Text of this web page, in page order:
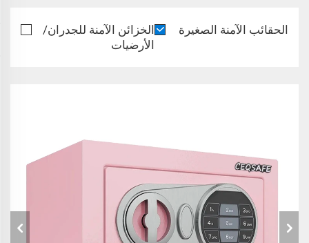
الحقائب الآمنة الصغيرة
الخزائن الآمنة للجدران/
الأرضيات